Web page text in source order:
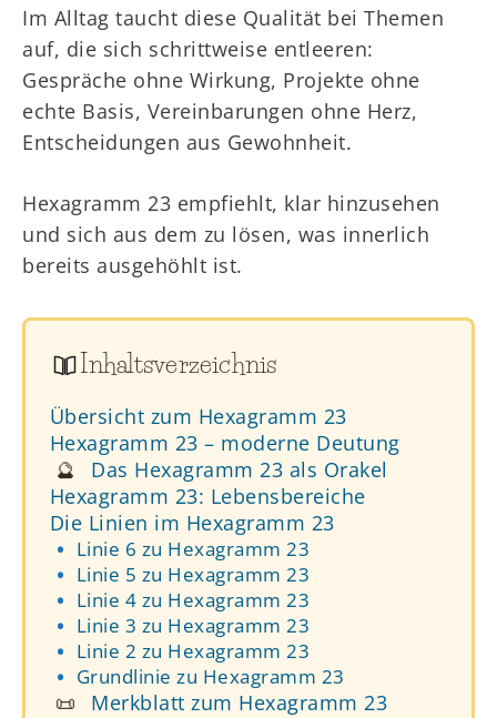
Im Alltag taucht diese Qualität bei Themen
auf, die sich schrittweise entleeren:
Gespräche ohne Wirkung, Projekte ohne
echte Basis, Vereinbarungen ohne Herz,
Entscheidungen aus Gewohnheit.
Hexagramm 23 empfiehlt, klar hinzusehen
und sich aus dem zu lösen, was innerlich
bereits ausgehöhlt ist.
Inhaltsverzeichnis
Übersicht zum Hexagramm 23
Hexagramm 23 – moderne Deutung
🔮
Das Hexagramm 23 als Orakel
Hexagramm 23: Lebensbereiche
Die Linien im Hexagramm 23
Linie 6 zu Hexagramm 23
Linie 5 zu Hexagramm 23
Linie 4 zu Hexagramm 23
Linie 3 zu Hexagramm 23
Linie 2 zu Hexagramm 23
Grundlinie zu Hexagramm 23
📜 Merkblatt zum Hexagramm 23